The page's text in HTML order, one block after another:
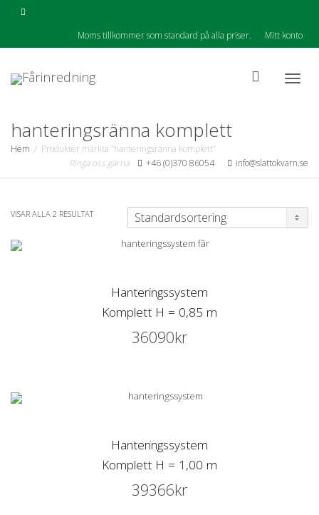
Moms tillkommer som standard på alla priser. Mitt konto
hanteringsränna komplett
Hem
Produkter märkta ”hanteringsränna komplett”
Ringa oss gärna
+46 (0)370 86054 info@slattokvarn.se
VISAR ALLA 2 RESULTAT
Hanteringssystem
Komplett H = 0,85 m
36090kr
Hanteringssystem
Komplett H = 1,00 m
39366kr